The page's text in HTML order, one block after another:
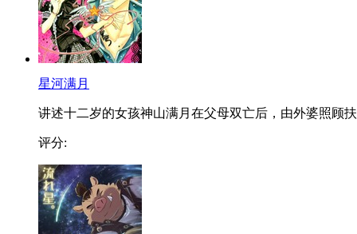
星河满月
讲述十二岁的女孩神山满月在父母双亡后，由外婆照顾
评分: